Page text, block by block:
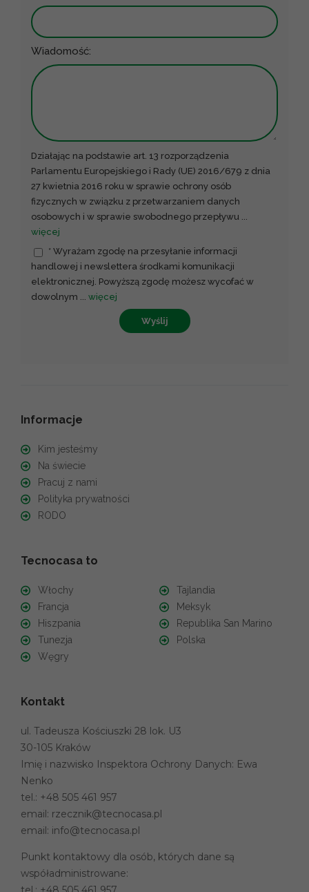
Wiadomość:
Działając na podstawie art. 13 rozporządzenia
Parlamentu Europejskiego i Rady (UE) 2016/679 z dnia
27 kwietnia 2016 roku w sprawie ochrony osób
fizycznych w związku z przetwarzaniem danych
osobowych i w sprawie swobodnego przepływu ...
więcej
* Wyrażam zgodę na przesyłanie informacji
handlowej i newslettera środkami komunikacji
elektronicznej. Powyższą zgodę możesz wycofać w
dowolnym ... więcej
Wyślij
Informacje
Kim jesteśmy
Na świecie
Pracuj z nami
Polityka prywatności
RODO
Tecnocasa to
Włochy
Francja
Hiszpania
Tunezja
Węgry
Tajlandia
Meksyk
Republika San Marino
Polska
Kontakt
ul. Tadeusza Kościuszki 28 lok. U3
30-105 Kraków
Imię i nazwisko Inspektora Ochrony Danych: Ewa
Nenko
tel.: +48 505 461 957
email: rzecznik@tecnocasa.pl
email: info@tecnocasa.pl
Punkt kontaktowy dla osób, których dane są
współadministrowane: